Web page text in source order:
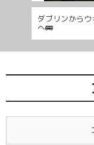
ダブリンから
へ🚌